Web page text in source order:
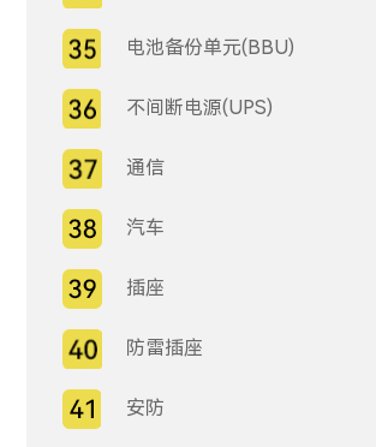
电池备份单元(BBU)
不间断电源(UPS)
通信
汽车
插座
防雷插座
安防